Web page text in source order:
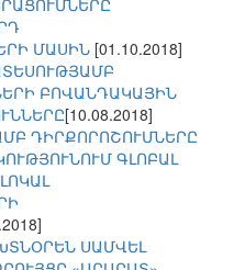
ՄԱՍԻՆ [01.10.2018]
ԲՈՎԱՆԴԱԿԱՅԻՆ
[10.08.2018]
ԴԻՐՔՈՐՈՇՈՒՄՆԵՐԸ
ԳԼՈԲԱԼ
ՍԱՄՎԵԼ